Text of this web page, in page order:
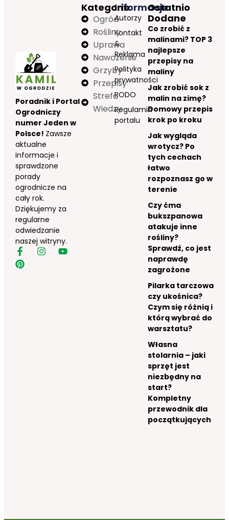
Poradnik i Portal
Ogrodniczy
numer Jeden w
Polsce! Zawsze
aktualne
informacje i
sprawdzone
porady
ogrodnicze na
cały rok.
Dziękujemy za
regularne
odwiedzanie
naszej witryny.
Informacje
Autorzy
Kontakt
&
Reklama
Polityka
prywatności
RODO
Regulamin
portalu
Kategorie
Ogród
Rośliny
Uprawa
Nawożenie
Grzyby
Przepisy
Strefa
Wiedzy
Ostatnio
Dodane
Co zrobić z
malinami? TOP 3
najlepsze
przepisy na
maliny
Jak zrobić sok z
malin na zimę?
Domowy przepis
krok po kroku
Jak wygląda
wrotycz? Po
tych cechach
łatwo
rozpoznasz go w
terenie
Czy ćma
bukszpanowa
atakuje inne
rośliny?
Sprawdź, co jest
naprawdę
zagrożone
Pilarka tarczowa
czy ukośnica?
Czym się różnią i
którą wybrać do
warsztatu?
Własna
stolarnia – jaki
sprzęt jest
niezbędny na
start?
Kompletny
przewodnik dla
początkujących